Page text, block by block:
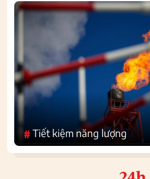
#Tiết kiệm năng lượng